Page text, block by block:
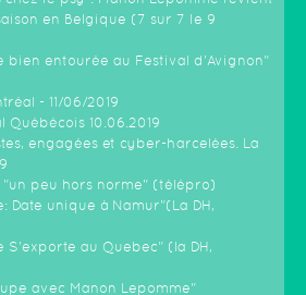
en Belgique (7 sur 7 le 9
bien entourée au Festival d'Avignon"
- 11/06/2019
Québécois 10.06.2019
engagées et cyber-harcelées. La
"un peu hors norme" (télépro)
Date unique à Namur"(La DH,
S'exporte au Quebec" (la DH,
avec Manon Lepomme"